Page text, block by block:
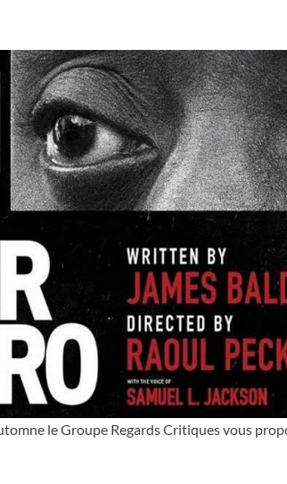
le Groupe Regards Critiques vous